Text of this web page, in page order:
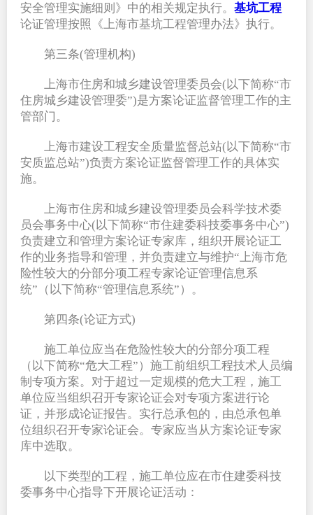
安全管理实施细则》中的相关规定执行。 基坑工程
论证管理按照《上海市基坑工程管理办法》执行。
第三条(管理机构)
上海市住房和城乡建设管理委员会(以下简称“市
住房城乡建设管理委”)是方案论证监督管理工作的主
管部门。
上海市建设工程安全质量监督总站(以下简称“市
安质监总站”)负责方案论证监督管理工作的具体实
施。
上海市住房和城乡建设管理委员会科学技术委
员会事务中心(以下简称“市住建委科技委事务中心”)
负责建立和管理方案论证专家库，组织开展论证工
作的业务指导和管理，并负责建立与维护“上海市危
险性较大的分部分项工程专家论证管理信息系
统”（以下简称“管理信息系统”）。
第四条(论证方式)
施工单位应当在危险性较大的分部分项工程
（以下简称“危大工程”）施工前组织工程技术人员编
制专项方案。对于超过一定规模的危大工程，施工
单位应当组织召开专家论证会对专项方案进行论
证，并形成论证报告。实行总承包的，由总承包单
位组织召开专家论证会。专家应当从方案论证专家
库中选取。
以下类型的工程，施工单位应在市住建委科技
委事务中心指导下开展论证活动：